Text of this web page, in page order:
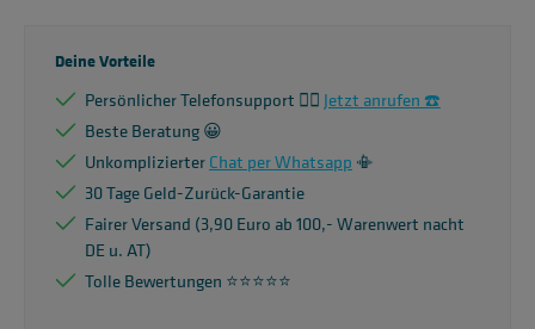
Deine Vorteile
Persönlicher Telefonsupport 🙋‍♂️ Jetzt anrufen ☎️
Beste Beratung 😀
UnkomplizierterChat per Whatsapp 📳
30 Tage Geld-Zurück-Garantie
Fairer Versand (3,90 Euro ab 100,- Warenwert nacht
DE u. AT)
Tolle Bewertungen ⭐️⭐️⭐️⭐️⭐️